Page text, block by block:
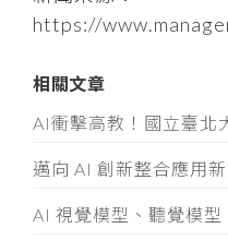
https://
相關文章